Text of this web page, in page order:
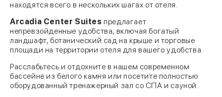
находятся всего в нескольких шагах от отеля.
Arcadia Center Suites предлагает
непревзойденные удобства, включая богатый
ландшафт, ботанический сад на крыше и торговые
площади на территории отеля для вашего удобства.
Расслабьтесь и отдохните в нашем современном
бассейне из белого камня или посетите полностью
оборудованный тренажерный зал со СПА и сауной.